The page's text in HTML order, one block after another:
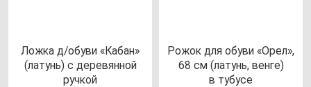
Лож­ка д/обу­ви «Кабан»
(ла­тунь) с де­ре­вян­ной
руч­кой
Рожок для обу­ви «Орел»,
68 см (ла­тунь, вен­ге)
в ту­бу­се